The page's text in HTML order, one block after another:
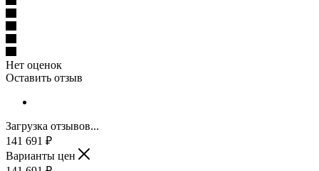
Нет оценок
Оставить отзыв
Загрузка отзывов...
141 691 ₽
Варианты цен